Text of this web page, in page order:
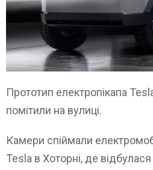
Прототип електропікапа
помітили на вулиці.
Камери спіймали
Tesla в Хоторні, де